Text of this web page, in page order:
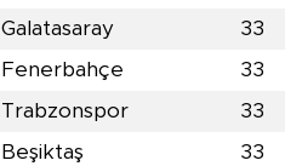
Galatasaray 33
Fenerbahçe 33
Trabzonspor 33
Beşiktaş 33